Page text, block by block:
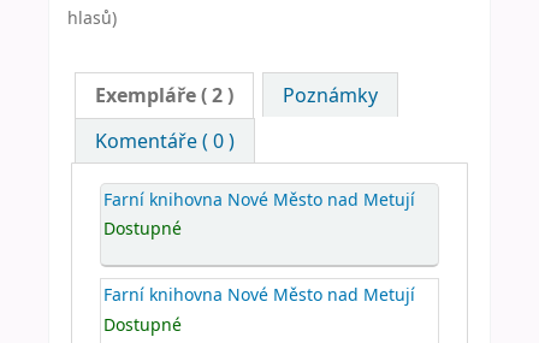
hlasů)
Exempláře( 2 )
Poznámky
Komentáře ( 0 )
Farní knihovna Nové Město nad Metují
Dostupné
Farní knihovna Nové Město nad Metují
Dostupné